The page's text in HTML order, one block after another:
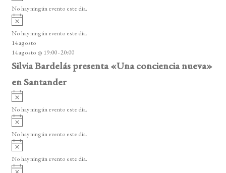
o
v
i
o
No hay ningún evento este día.
A
v
i
s
o
No hay ningún evento este día.
14 agosto
14 agosto @ 19:00-20:00
Silvia Bardelás presenta «Una conciencia nueva»
en Santander
A
v
i
o
No hay ningún evento este día.
A
v
i
o
No hay ningún evento este día.
A
v
i
No hay ningún evento este día.
A